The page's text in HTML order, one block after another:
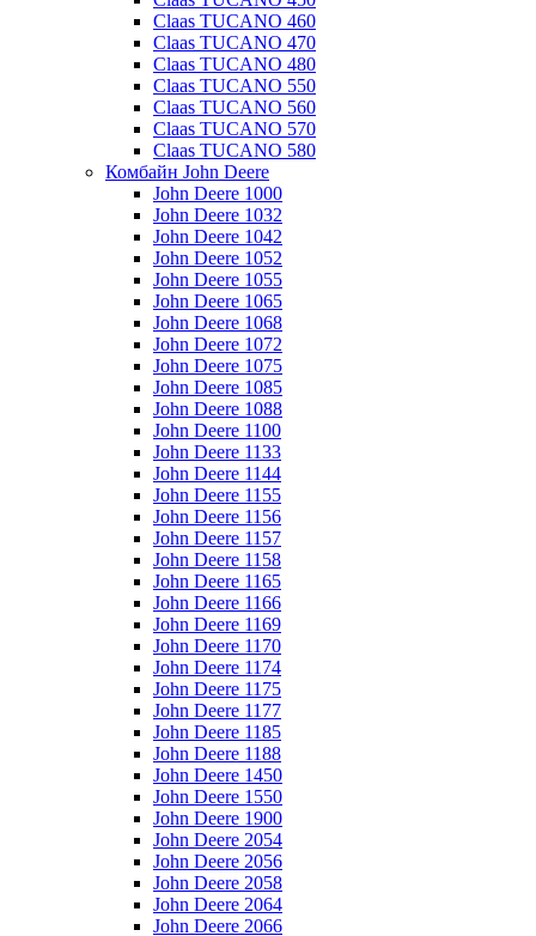
Claas TUCANO 460
Claas TUCANO 470
Claas TUCANO 480
Claas TUCANO 550
Claas TUCANO 560
Claas TUCANO 570
Claas TUCANO 580
Комбайн John Deere
John Deere 1000
John Deere 1032
John Deere 1042
John Deere 1052
John Deere 1055
John Deere 1065
John Deere 1068
John Deere 1072
John Deere 1075
John Deere 1085
John Deere 1088
John Deere 1100
John Deere 1133
John Deere 1144
John Deere 1155
John Deere 1156
John Deere 1157
John Deere 1158
John Deere 1165
John Deere 1166
John Deere 1169
John Deere 1170
John Deere 1174
John Deere 1175
John Deere 1177
John Deere 1185
John Deere 1188
John Deere 1450
John Deere 1550
John Deere 1900
John Deere 2054
John Deere 2056
John Deere 2058
John Deere 2064
John Deere 2066